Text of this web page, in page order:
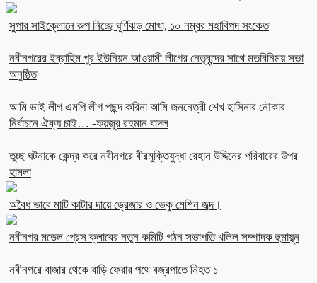
সুপার সাইক্লোনে রুপ নিচ্ছে ঘূর্ণিঝড় মোখা, ১০ নম্বর মহাবিপদ সংকেত
নবীনগরের ইব্রাহিম পুর ইউনিয়ন আওয়ামী লীগের নেতৃবৃন্দের সাথে মতবিনিময় সভা
অনুষ্ঠিত
আমি ভাই লীগ এমপি লীগ পছন্দ করিনা আমি জননেত্রী শেখ হাসিনার নৌকার
নির্বাচনে ঐক্য চাই… -ফয়জুর রহমান বাদল
তুচ্ছ ঘটনাকে কেন্দ্র করে নবীনগরে বীরমুক্তিযুদ্ধা রেহান উদ্দিনের পরিবারের উপর
হামলা
অবৈধ ভাবে মাটি কাটার দায়ে ড্রেজার ও ভেকু মেশিন জব্দ।
নবীনগর মডেল প্রেস ক্লাবের নতুন কমিটি গঠন সভাপতি খলিল সম্পাদক হুমায়ূন
নবীনগরে বাজার থেকে বাড়ি ফেরার পথে বজ্রপাতে নিহত ১